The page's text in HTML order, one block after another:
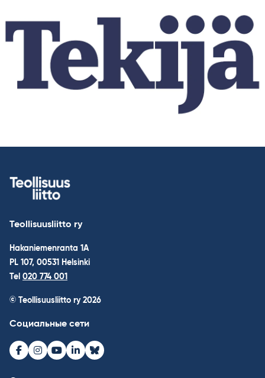
Teollisuusliitto ry
Hakaniemenranta 1A
PL 107, 00531 Helsinki
Tel 020 774 001
© Teollisuusliitto ry 2026
Социальные сети
Facebook
Instagram
Youtube
LinkedInBluesky